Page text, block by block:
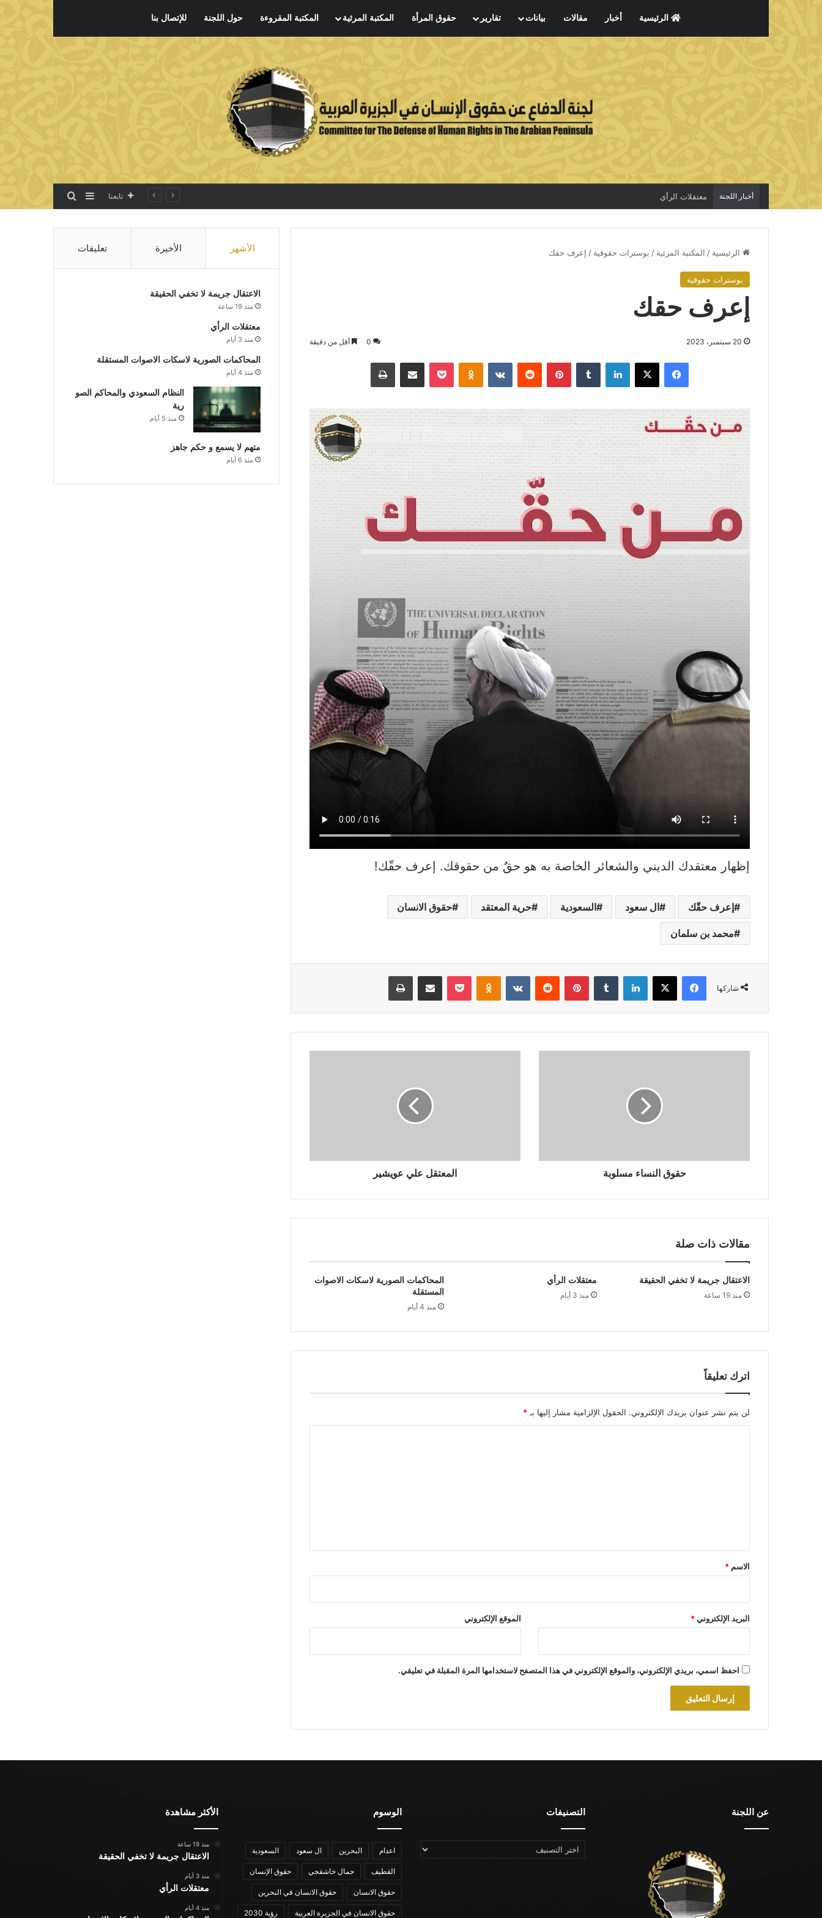
الرئيسية أخبار مقالات بيانات تقارير حقوق المرأة المكتبة المرئية المكتبة المقروءة حول اللجنة للإتصال بنا
أخبار اللجنة معتقلات الرأي تابعنا إضافة عمود جانبي
بحث عن
الرئيسية / المكتبة المرئية / بوسترات حقوقية / إعرف حقك
بوسترات حقوقية
إعرف حقك
20 سبتمبر، 2023 0 أقل من دقيقة
فيسبوك X لينكدإن بينتيريست Odnoklassniki
بوكيت مشاركة عبر البريد طباعة
إظهار معتقدك الديني والشعائر الخاصة به هو حقٌ من حقوقك. إعرف حقّك!
إعرف حقّك ال سعود السعودية حرية المعتقد حقوق الانسان
محمد بن سلمان
شاركها
فيسبوك X لينكدإن بينتيريست Odnoklassniki
بوكيت مشاركة عبر البريد طباعة
حقوق النساء مسلوبة المعتقل علي عويشير
مقالات ذات صلة
الاعتقال جريمة لا تخفي الحقيقة
منذ 19 ساعة
معتقلات الرأي
منذ 3 أيام
المحاكمات الصورية لاسكات الاصوات
المستقلة
منذ 4 أيام
اترك تعليقاً
لن يتم نشر عنوان بريدك الإلكتروني. الحقول الإلزامية مشار إليها بـ *
*
الاسم *
البريد الإلكتروني* الموقع الإلكتروني
احفظ اسمي، بريدي الإلكتروني، والموقع الإلكتروني في هذا المتصفح لاستخدامها المرة المقبلة في تعليقي.
الأشهر الأخيرة تعليقات
الاعتقال جريمة لا تخفي الحقيقة
منذ 19 ساعة
معتقلات الرأي
منذ 3 أيام
المحاكمات الصورية لاسكات الاصوات المستقلة
منذ 4 أيام
النظام السعودي والمحاكم الصو
رية
منذ 5 أيام
متهم لا يسمع و حكم جاهز
منذ 6 أيام
عن اللجنة التصنيفات
التصنيفات
الوسوم
اعدام البحرين ال سعود السعودية
القطيف جمال خاشقجي حقوق الإنسان
حقوق الانسان حقوق الانسان في البحرين
حقوق الانسان في الجزيرة العربية رؤية 2030
الأكثر مشاهدة
منذ 19 ساعة
الاعتقال جريمة لا تخفي الحقيقة
منذ 3 أيام
معتقلات الرأي
منذ 4 أيام